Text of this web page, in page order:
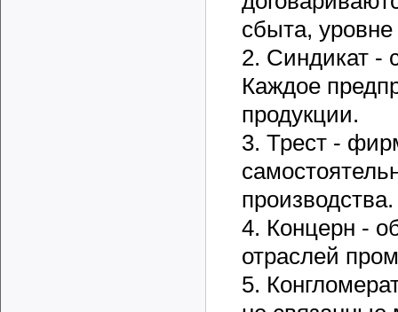
сбыта,
2. Синдикат -
Каждое
продукции.
3. Трест -
производства.
4. Концерн -
отраслей
5.